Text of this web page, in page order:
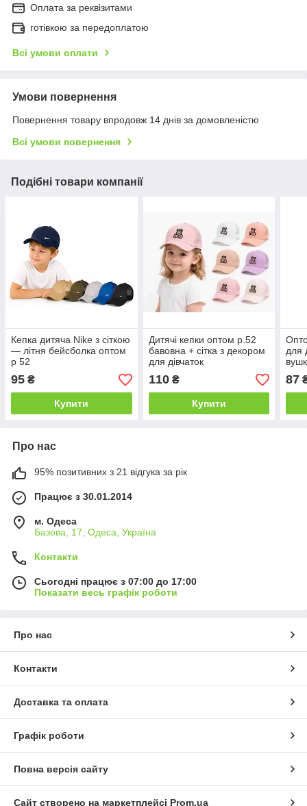
Оплата за реквізитами
готівкою за передоплатою
Всі умови оплати
Умови повернення
Повернення товару впродовж 14 днів за домовленістю
Всі умови повернення
Подібні товари компанії
Кепка дитяча Nike з сіткою
— літня бейсболка оптом
р 52
95 ₴
Купити
Дитячі кепки оптом р.52
бавовна + сітка з декором
для дівчаток
110₴
Купити
для
87
Про нас
95% позитивних з 21 відгука за рік
Працює з 30.01.2014
м. Одеса
Базова, 17, Одеса, Україна
Контакти
Сьогодні працює з 07:00 до 17:00
Показати весь графік роботи
Про нас
Контакти
Доставка та оплата
Графік роботи
Повна версія сайту
Сайт створено на маркетплейсі Prom.ua